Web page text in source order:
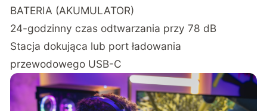
BATERIA (AKUMULATOR)
24-godzinny czas odtwarzania przy 78 dB
Stacja dokująca lub port ładowania
przewodowego USB-C